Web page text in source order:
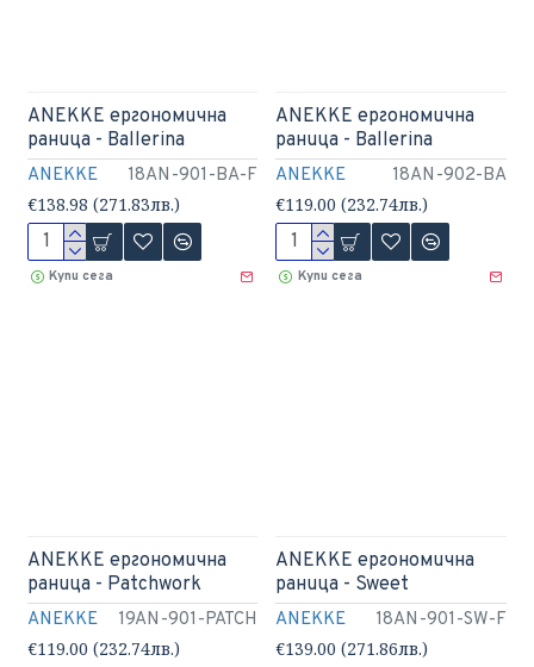
ANEKKE 18AN-901-BA-F
ANEKKE ергономична
раница - Ballerina
€138.98 (271.83лв.)
Купи сега
ANEKKE 18AN-902-BA
ANEKKE ергономична
раница - Ballerina
€119.00 (232.74лв.)
Купи сега
ANEKKE 19AN-901-PATCH
ANEKKE ергономична
раница - Patchwork
€119.00 (232.74лв.)
ANEKKE 18AN-901-SW-F
ANEKKE ергономична
раница - Sweet
€139.00 (271.86лв.)